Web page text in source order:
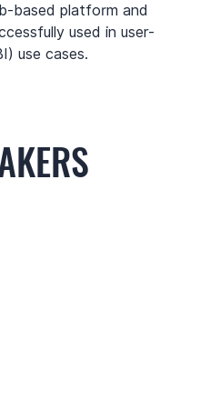
based platform and
used in user-
use cases.